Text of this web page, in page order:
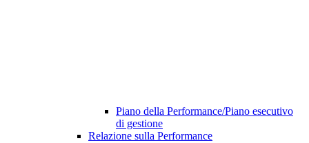
Piano della Performance/Piano esecutivo
di gestione
Relazione sulla Performance